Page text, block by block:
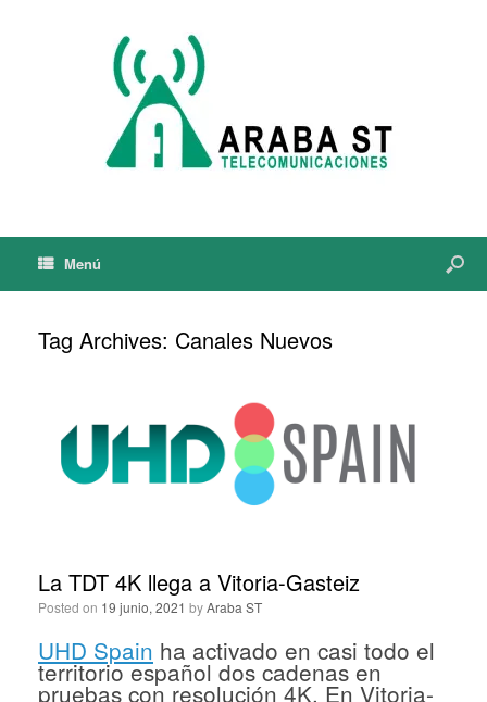
Menú
Tag Archives: Canales Nuevos
La TDT 4K llega a Vitoria-Gasteiz
Posted on 19 junio, 2021 byAraba ST
UHD Spain ha activado en casi todo el
territorio español dos cadenas en
pruebas con resolución 4K. En Vitoria-